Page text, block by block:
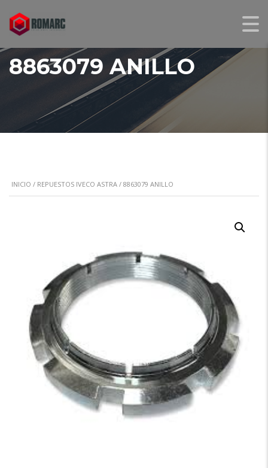
8863079 ANILLO
INICIO / REPUESTOS IVECO ASTRA / 8863079 ANILLO